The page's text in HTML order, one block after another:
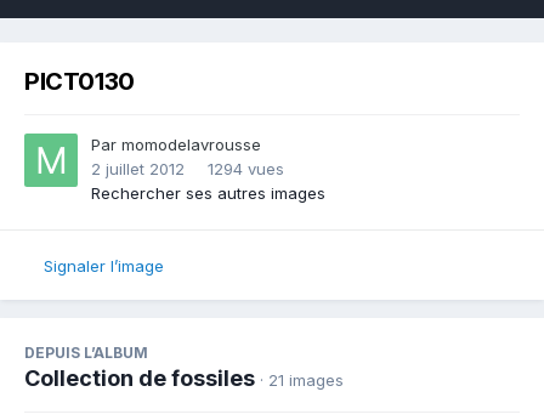
PICT0130
Par momodelavrousse
2 juillet 2012
1294 vues
Rechercher ses autres images
Signaler l’image
DEPUIS L’ALBUM
Collection de fossiles · 21 images